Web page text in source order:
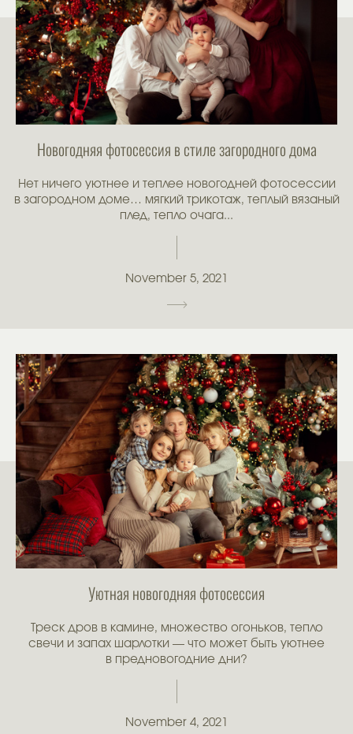
Новогодняя фотосессия в стиле загородного дома
Нет ничего уютнее и теплее новогодней фотосессии
в загородном доме… мягкий трикотаж, теплый вязаный
плед, тепло очага...
November 5, 2021
Уютная новогодняя фотосессия
Треск дров в камине, множество огоньков, тепло
свечи и запах шарлотки — что может быть уютнее
в предновогодние дни?
November 4, 2021